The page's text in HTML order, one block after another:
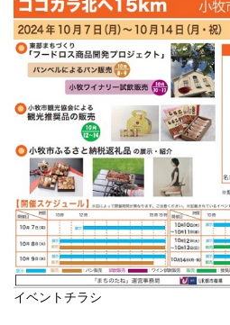
イベントチラシ